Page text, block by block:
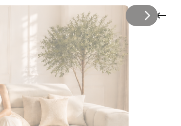
Slajd